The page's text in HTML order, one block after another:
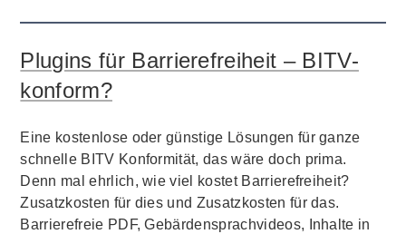
Plugins für Barrierefreiheit – BITV-
konform?
Eine kostenlose oder günstige Lösungen für ganze
schnelle BITV Konformität, das wäre doch prima.
Denn mal ehrlich, wie viel kostet Barrierefreiheit?
Zusatzkosten für dies und Zusatzkosten für das.
Barrierefreie PDF, Gebärdensprachvideos, Inhalte in